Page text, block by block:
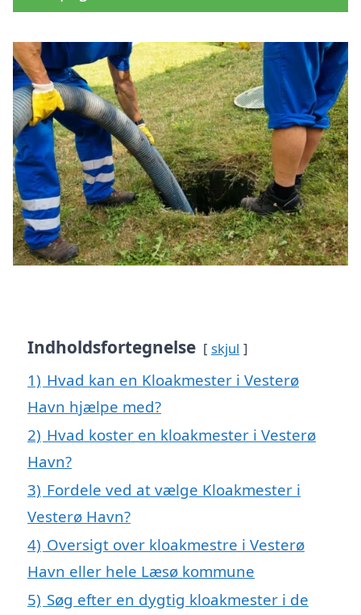
Indholdsfortegnelse skjul
1) Hvad kan en Kloakmester i Vesterø
Havn hjælpe med?
2) Hvad koster en kloakmester i Vesterø
Havn?
3) Fordele ved at vælge Kloakmester i
Vesterø Havn?
4) Oversigt over kloakmestre i Vesterø
Havn eller hele Læsø kommune
5) Søg efter en dygtig kloakmester i de